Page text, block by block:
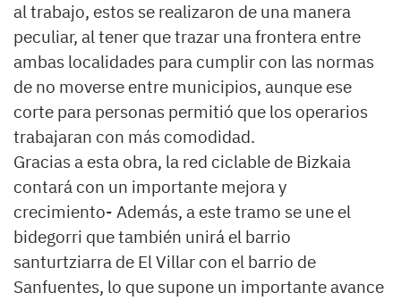
al trabajo, estos se realizaron de una manera
peculiar, al tener que trazar una frontera entre
ambas localidades para cumplir con las normas
de no moverse entre municipios, aunque ese
corte para personas permitió que los operarios
trabajaran con más comodidad.
Gracias a esta obra, la red ciclable de Bizkaia
contará con un importante mejora y
crecimiento- Además, a este tramo se une el
bidegorri que también unirá el barrio
santurtziarra de El Villar con el barrio de
Sanfuentes, lo que supone un importante avance